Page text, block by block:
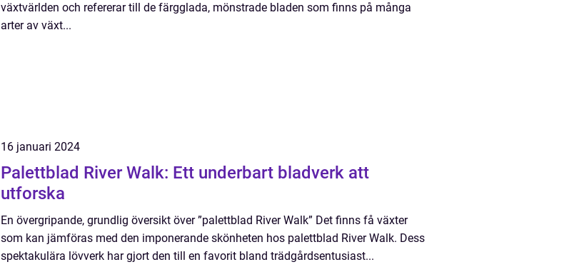
växtvärlden och refererar till de färgglada, mönstrade bladen som finns på många
arter av växt...
16 januari 2024
Palettblad River Walk: Ett underbart bladverk att
utforska
En övergripande, grundlig översikt över ”palettblad River Walk” Det finns få växter
som kan jämföras med den imponerande skönheten hos palettblad River Walk. Dess
spektakulära lövverk har gjort den till en favorit bland trädgårdsentusiast...